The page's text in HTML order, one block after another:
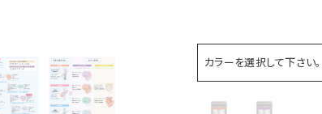
カラーを選択して下さい。